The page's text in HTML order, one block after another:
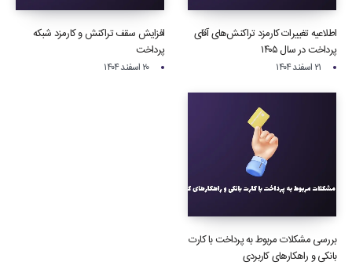
اطلاعیه تغییرات کارمزد تراکنش‌های آقای
پرداخت در سال ۱۴۰۵
۲۱ اسفند ۱۴۰۴
افزایش سقف تراکنش و کارمزد شبکه
پرداخت
۲۰ اسفند ۱۴۰۴
بررسی مشکلات مربوط به پرداخت با کارت
بانکی و راهکارهای کاربردی